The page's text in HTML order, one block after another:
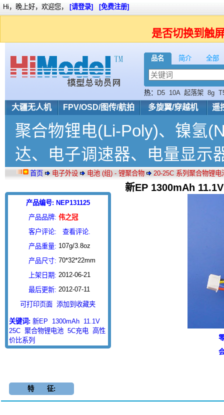
是否切换到触
品名 简介 全部
热： D5 10A 起落架 8g
PowerHD
大疆无人机 FPV/OSD/图传/航拍 多旋翼/穿越机 遥
Hi，晚上好，欢迎您， [请登录] [免费注册]
聚合物锂电(Li-Poly)、镍氢
达、电子调速器、电量显示
首页 电子外设 电池 (组) - 锂聚合物 20-25C 系列聚合物锂电
产品编号: NEP131125
产品品牌: 伟之冠
客户评论:
查看评论.
产品重量: 107g/3.8oz
产品尺寸: 70*32*22mm
上架日期: 2012-06-21
最后更新: 2012-07-11
可打印页面
添加到收藏夹
关键词: 新EP 1300mAh
11.1V
25C 聚合物锂电池 5C充电
高性
价比系列
新EP 1300mAh
特 征: